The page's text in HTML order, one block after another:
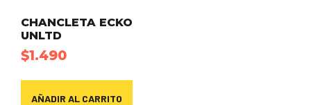
CHANCLETA ECKO
UNLTD
$1.490
AÑADIR AL CARRITO